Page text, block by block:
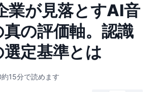
業が見落とすAI音
の評価軸。認識
定基準とは
約15分で読めます